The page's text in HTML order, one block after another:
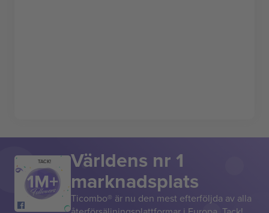
TACK! Världens nr 1
marknadsplats
Ticombo® är nu den mest efterföljda av alla